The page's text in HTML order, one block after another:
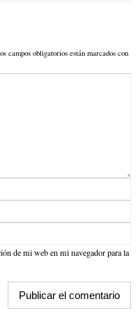
campos obligatorios están marcados con
de mi web en mi navegador para la